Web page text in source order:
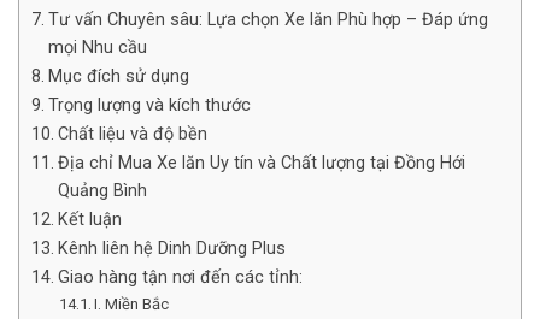
Tư vấn Chuyên sâu: Lựa chọn Xe lăn Phù hợp – Đáp ứng
mọi Nhu cầu
Mục đích sử dụng
Trọng lượng và kích thước
Chất liệu và độ bền
Địa chỉ Mua Xe lăn Uy tín và Chất lượng tại Đồng Hới
Quảng Bình
Kết luận
Kênh liên hệ Dinh Dưỡng Plus
Giao hàng tận nơi đến các tỉnh:
I. Miền Bắc